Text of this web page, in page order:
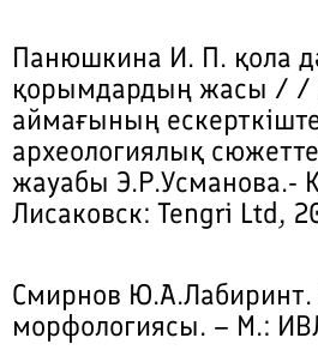
Панюшкина И. П. қола
қорымдардың жасы / /
аймағының
археологиялық
жауабы Э.Р.Усманова.-
Лисаковск: Tengri Ltd,
Смирнов Ю.А.Лабиринт.
морфологиясы. – М.: